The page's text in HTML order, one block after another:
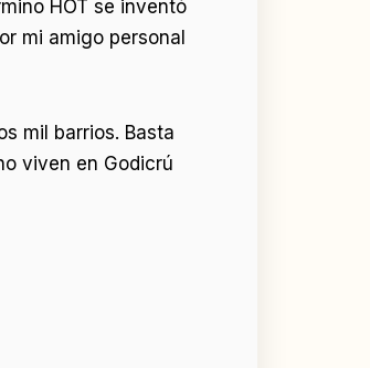
HOT se inventó
mi amigo personal
mil barrios. Basta
viven en Godicrú